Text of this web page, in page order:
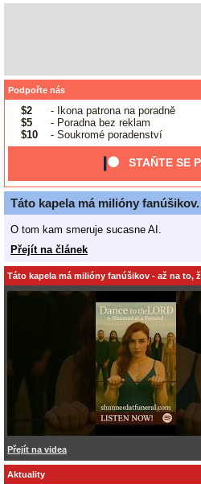
Podpořte nás
$2
- Ikona patrona na poradně
$5
- Poradna bez reklam
$10
- Soukromé poradenství
STAŇTE SE
Táto kapela má milióny
O tom kam smeruje sucasne AI.
Přejít na článek
Táto kapela má milióny fanúšikov - až na to,
Přejít na videa
Aktuality